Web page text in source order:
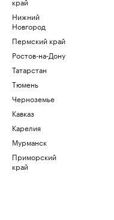
Нижний
Новгород
Пермский край
Ростов-на-Дону
Татарстан
Тюмень
Черноземье
Кавказ
Карелия
Мурманск
Приморский
край